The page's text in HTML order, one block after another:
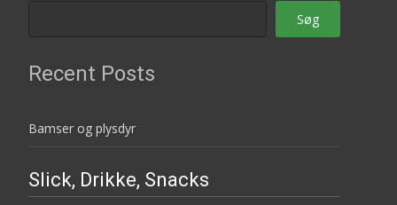
Søg
Recent Posts
Bamser og plysdyr
Slick, Drikke, Snacks